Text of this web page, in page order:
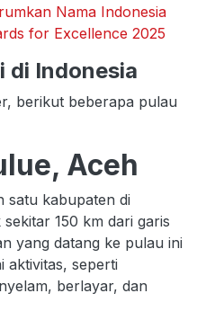
Nama Indonesia
for Excellence 2025
di Indonesia
berikut beberapa pulau
Aceh
satu kabupaten di
150 km dari garis
yang datang ke pulau ini
aktivitas, seperti
berlayar, dan